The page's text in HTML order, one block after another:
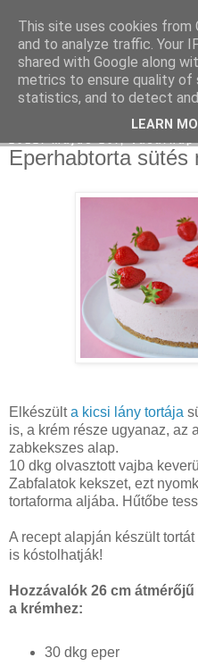
Moha Konyha
Eperhabtorta sütés
Elkészülta kicsi lány tortája
is, a krém része ugyanaz, az
zabkekszes alap.
10 dkg olvasztott vajba
Zabfalatok kekszet, ezt
tortaforma aljába. Hűtőbe
A recept alapján készült tortát
is kóstolhatják!
Hozzávalók 26 cm
a krémhez:
30 dkg eper
This site uses cookies
and to analyze traffic. Your
shared with Google along
metrics to ensure quality of
statistics, and to detect and
LEARN